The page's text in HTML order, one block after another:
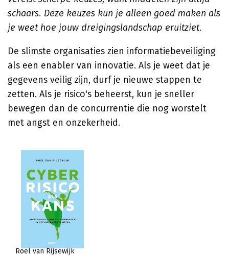
schaars. Deze keuzes kun je alleen goed maken als
je weet hoe jouw dreigingslandschap eruitziet.
De slimste organisaties zien informatiebeveiliging
als een enabler van innovatie. Als je weet dat je
gegevens veilig zijn, durf je nieuwe stappen te
zetten. Als je risico's beheerst, kun je sneller
bewegen dan de concurrentie die nog worstelt
met angst en onzekerheid.
Roel van Rijsewijk